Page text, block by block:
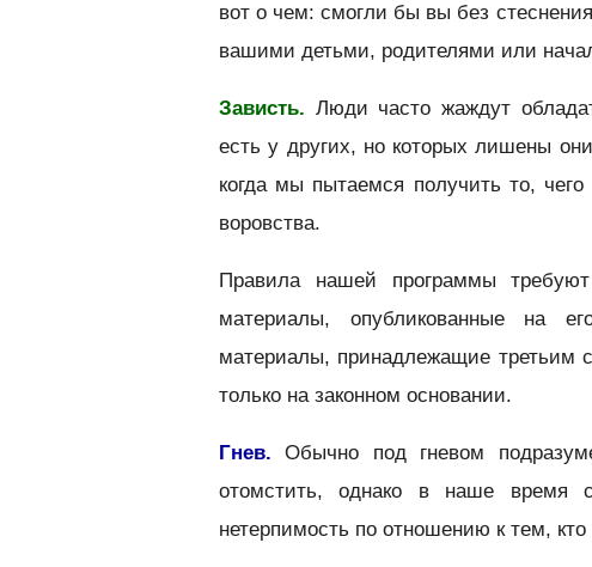
вот о чем: смогли бы вы без
вашими детьми, родителями или
Зависть. Люди часто жаждут
есть у других, но которых лишены
когда мы пытаемся получить то,
воровства.
Правила нашей программы
материалы, опубликованные на
материалы, принадлежащие третьим
только на законном основании.
Гнев. Обычно под гневом
отомстить, однако в наше время
нетерпимость по отношению к тем,